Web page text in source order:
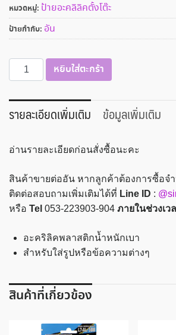
หมวดหมู่: ป้ายอะคลิลิคตั้งโต๊ะ
ป้ายกำกับ: อัน
จำนวน
ป้าย
ตั้ง
โต๊ะ
ด้าน
ตั้ง
4x6
นิ้ว
นิยม
#A-
ชิ้น
หยิบใส่ตะกร้า
รายละเอียดเพิ่มเติม ข้อมูลเพิ่มเติม
อ่านรายละเอียดก่อนสั่งซื้อนะคะ
สินค้าขายต่ออัน หากลูกค้าต้องการซื้อจ
ติดต่อสอบถามเพิ่มเติมได้ที่ Line ID :
หรือ Tel 053-223903-904 ภายในช่วงเว
อะคริลิคพลาสติกน้ำหนักเบา
สำหรับใส่รูปหรือข้อความต่างๆ
สินค้าที่เกี่ยวข้อง